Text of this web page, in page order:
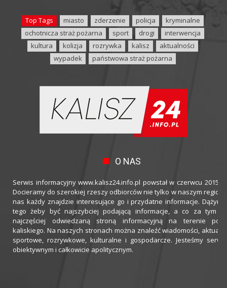
Top Tags miasto zderzenie policja
kryminalne
ochotnicza straż pożarna
sport drogi
interwencja
kultura
kolizja rozrywka kalisz
aktualności
wypadek
państwowa straż pożarna
O NAS
Serwis informacyjny www.kalisz24.info.pl powstał w czerwcu 2015
Docieramy do szerokiej rzeszy odbiorców nie tylko w naszym
nas każdy znajdzie interesujące go i przydatne informacje.
tego żeby być najszybciej podającą informacje, a co za tym
najczęściej odwiedzaną stroną informacyjną na terenie
kaliskiego. Na naszych stronach można znaleźć wiadomości,
sportowe, rozrywkowe, kulturalne i gospodarcze. Jesteśmy
obiektywnym i całkowicie apolitycznym.